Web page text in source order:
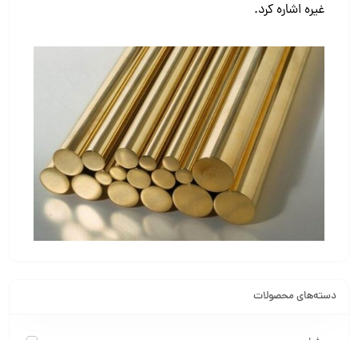
غیره اشاره کرد.
دسته‌های محصولات